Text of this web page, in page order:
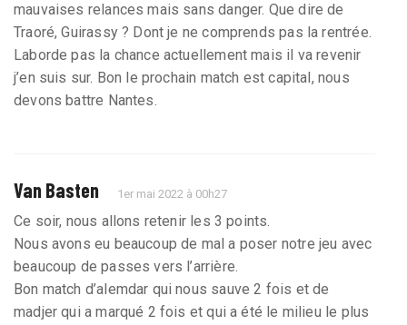
mauvaises relances mais sans danger. Que dire de
Traoré, Guirassy ? Dont je ne comprends pas la rentrée.
Laborde pas la chance actuellement mais il va revenir
j’en suis sur. Bon le prochain match est capital, nous
devons battre Nantes.
Van Basten 1er mai 2022 à 00h27
Ce soir, nous allons retenir les 3 points.
Nous avons eu beaucoup de mal a poser notre jeu avec
beaucoup de passes vers l’arrière.
Bon match d’alemdar qui nous sauve 2 fois et de
madjer qui a marqué 2 fois et qui a été le milieu le plus